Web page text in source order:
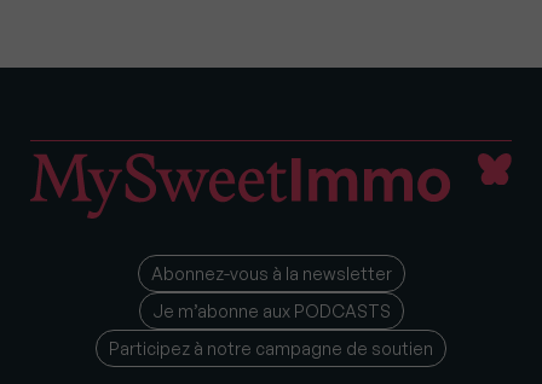
Abonnez-vous à la newsletter
Je m’abonne aux PODCASTS
Participez à notre campagne de soutien